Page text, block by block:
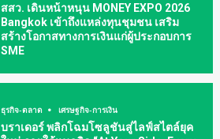
สสว. เดินหน้าหนุน MONEY EXPO 2026
Bangkok เข้าถึงแหล่งทุนชุมชน เสริม
สร้างโอกาสทางการเงินแก่ผู้ประกอบการ
SME
ธุรกิจ-ตลาด เศรษฐกิจ-การเงิน
บราเดอร์ พลิกโฉมโซลูชันสู่ไลฟ์สไตล์ยุค